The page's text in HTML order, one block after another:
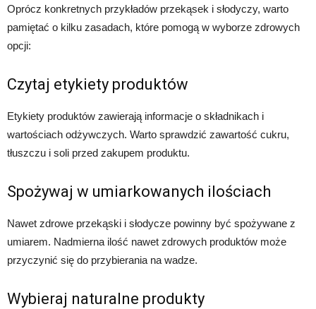
Oprócz konkretnych przykładów przekąsek i słodyczy, warto
pamiętać o kilku zasadach, które pomogą w wyborze zdrowych
opcji:
Czytaj etykiety produktów
Etykiety produktów zawierają informacje o składnikach i
wartościach odżywczych. Warto sprawdzić zawartość cukru,
tłuszczu i soli przed zakupem produktu.
Spożywaj w umiarkowanych ilościach
Nawet zdrowe przekąski i słodycze powinny być spożywane z
umiarem. Nadmierna ilość nawet zdrowych produktów może
przyczynić się do przybierania na wadze.
Wybieraj naturalne produkty